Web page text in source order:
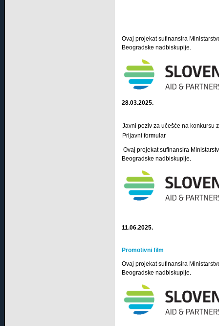
Ovaj projekat sufinansira
Beogradske nadbiskupije.
28.03.2025.
Javni poziv za učešće na konkursu
Prijavni formular
Ovaj projekat sufinansira
Beogradske nadbiskupije.
11.06.2025.
Promotivni film
Ovaj projekat sufinansira
Beogradske nadbiskupije.